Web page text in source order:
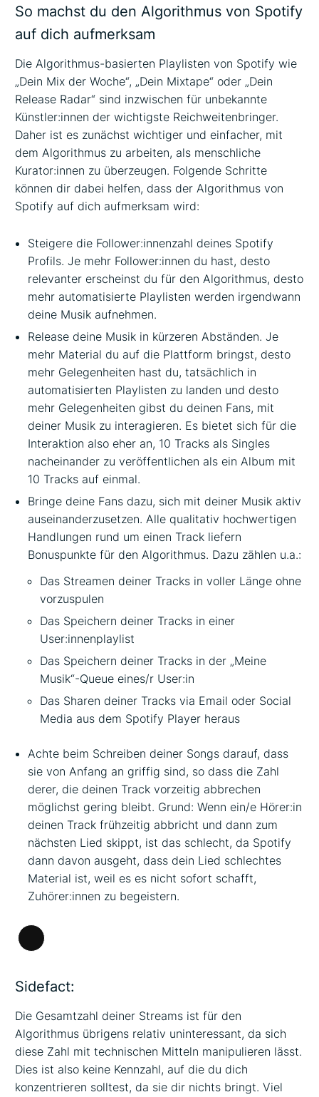
So machst du den Algorithmus von Spotify
auf dich aufmerksam
Die Algorithmus-basierten Playlisten von Spotify wie
„Dein Mix der Woche“, „Dein Mixtape“ oder „Dein
Release Radar“ sind inzwischen für unbekannte
Künstler:innen der wichtigste Reichweitenbringer.
Daher ist es zunächst wichtiger und einfacher, mit
dem Algorithmus zu arbeiten, als menschliche
Kurator:innen zu überzeugen. Folgende Schritte
können dir dabei helfen, dass der Algorithmus von
Spotify auf dich aufmerksam wird:
Steigere die Follower:innenzahl deines Spotify
Profils. Je mehr Follower:innen du hast, desto
relevanter erscheinst du für den Algorithmus, desto
mehr automatisierte Playlisten werden irgendwann
deine Musik aufnehmen.
Release deine Musik in kürzeren Abständen. Je
mehr Material du auf die Plattform bringst, desto
mehr Gelegenheiten hast du, tatsächlich in
automatisierten Playlisten zu landen und desto
mehr Gelegenheiten gibst du deinen Fans, mit
deiner Musik zu interagieren. Es bietet sich für die
Interaktion also eher an, 10 Tracks als Singles
nacheinander zu veröffentlichen als ein Album mit
10 Tracks auf einmal.
Bringe deine Fans dazu, sich mit deiner Musik aktiv
auseinanderzusetzen. Alle qualitativ hochwertigen
Handlungen rund um einen Track liefern
Bonuspunkte für den Algorithmus. Dazu zählen u.a.:
Das Streamen deiner Tracks in voller Länge ohne
vorzuspulen
Das Speichern deiner Tracks in einer
User:innenplaylist
Das Speichern deiner Tracks in der „Meine
Musik“-Queue eines/r User:in
Das Sharen deiner Tracks via Email oder Social
Media aus dem Spotify Player heraus
Achte beim Schreiben deiner Songs darauf, dass
sie von Anfang an griffig sind, so dass die Zahl
derer, die deinen Track vorzeitig abbrechen
möglichst gering bleibt. Grund: Wenn ein/e Hörer:in
deinen Track frühzeitig abbricht und dann zum
nächsten Lied skippt, ist das schlecht, da Spotify
dann davon ausgeht, dass dein Lied schlechtes
Material ist, weil es es nicht sofort schafft,
Zuhörer:innen zu begeistern.
Lange
Sidefact:
Die Gesamtzahl deiner Streams ist für den
Algorithmus übrigens relativ uninteressant, da sich
diese Zahl mit technischen Mitteln manipulieren lässt.
Dies ist also keine Kennzahl, auf die du dich
konzentrieren solltest, da sie dir nichts bringt. Viel